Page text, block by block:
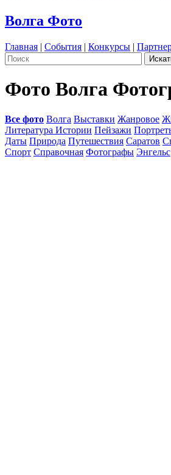
Волга Фото
Главная | События | Конкурсы |
Фото Волга
Все фото Волга Выставки Жанровое
Литература Истории Пейзажи
Даты Природа Путешествия Саратов
Спорт Справочная Фотографы Энгельс